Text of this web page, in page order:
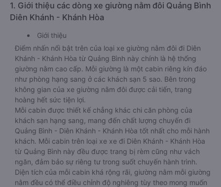
1. Giới thiệu các dòng xe giường nằm đôi Quảng Bình
Diên Khánh - Khánh Hòa
Giới thiệu
Điểm nhấn nổi bật trên của loại xe giường nằm đôi đi Diên
Khánh - Khánh Hòa từ Quảng Bình này chính là hệ thống
giường nằm cao cấp. Mỗi giường là một cabin riêng kín đáo
như phòng hạng sang ở các khách sạn 5 sao. Bên trong
không gian của xe giường nằm đôi được cải tiến, trang
hoàng hết sức tiện lợi.
Mỗi cabin được thiết kế chẳng khác chi căn phòng của
khách sạn hạng sang, mang đến chất lượng chuyến đi
Quảng Bình - Diên Khánh - Khánh Hòa tốt nhất cho mỗi hành
khách. Mỗi cabin trên loại xe xe đi Diên Khánh - Khánh Hòa
từ Quảng Bình này đều được trang bị rèm cũng như vách
ngăn, đảm bảo sự riêng tư trong suốt chuyến hành trình.
Diện tích của mỗi cabin khá rộng rãi, giường nằm mỗi giường
nằm đều có thể điều chỉnh độ nghiêng tùy theo mong muốn